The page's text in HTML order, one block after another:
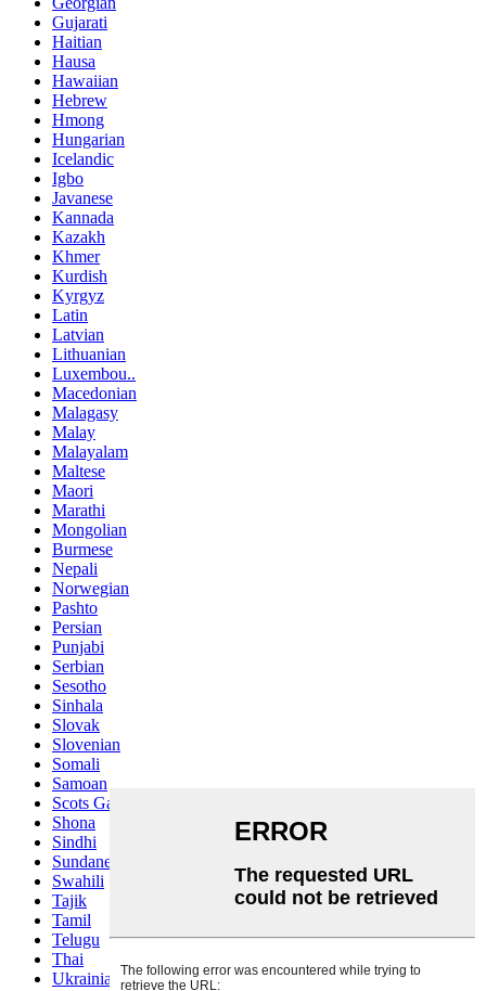
Gujarati
Haitian
Hausa
Hawaiian
Hebrew
Hmong
Hungarian
Icelandic
Igbo
Javanese
Kannada
Kazakh
Khmer
Kurdish
Kyrgyz
Latin
Latvian
Lithuanian
Luxembou..
Macedonian
Malagasy
Malay
Malayalam
Maltese
Maori
Marathi
Mongolian
Burmese
Nepali
Norwegian
Pashto
Persian
Punjabi
Serbian
Sesotho
Sinhala
Slovak
Slovenian
Somali
Samoan
Scots Gaelic
Shona
Sindhi
Sundanese
Swahili
Tajik
Tamil
Telugu
Thai
Ukrainian